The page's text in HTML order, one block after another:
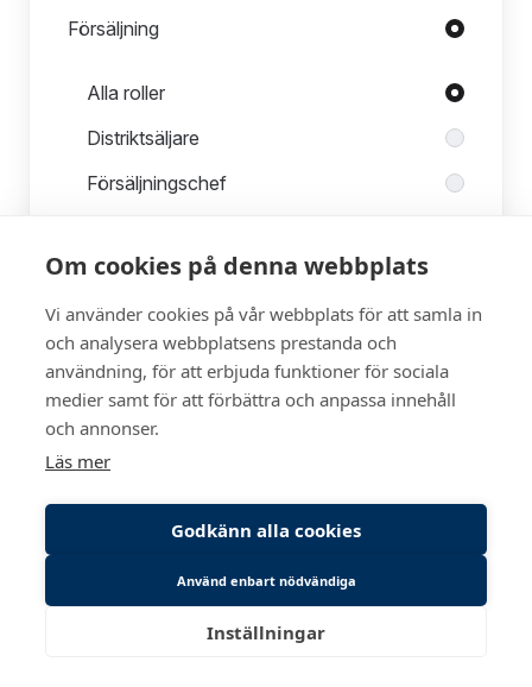
Om cookies på denna webbplats
Vi använder cookies på vår webbplats för att samla in
och analysera webbplatsens prestanda och
användning, för att erbjuda funktioner för sociala
medier samt för att förbättra och anpassa innehåll
och annonser.
Läs mer
Godkänn alla cookies
Använd enbart nödvändiga
Inställningar
Försäljning
Roller i Försäljning
Alla roller
Distriktsäljare
Försäljningschef
Montage
Återförsäljare
Har du redan connectat?Logga in